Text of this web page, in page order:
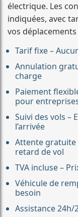
électrique. Les
indiquées, avec
vos
Tarif fixe –
Annulation
charge
Paiement
pour
Suivi des vols –
l’arrivée
Attente gratuite
retard de vol
TVA incluse –
Véhicule de
besoin
Assistance 24h/